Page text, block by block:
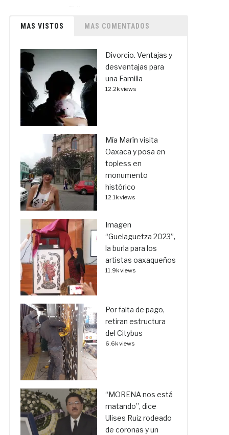
MAS VISTOS MAS COMENTADOS
Divorcio. Ventajas y
desventajas para
una Familia
12.2k views
Mía Marín visita
Oaxaca y posa en
topless en
monumento
histórico
12.1k views
Imagen
“Guelaguetza 2023”,
la burla para los
artistas oaxaqueños
11.9k views
Por falta de pago,
retiran estructura
del Citybus
6.6k views
“MORENA nos está
matando”, dice
Ulises Ruiz rodeado
de coronas y un